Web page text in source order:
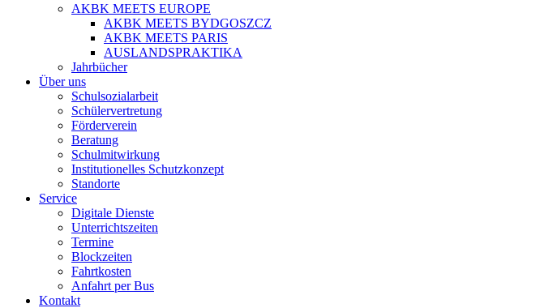
AKBK MEETS EUROPE
AKBK MEETS BYDGOSZCZ
AKBK MEETS PARIS
AUSLANDSPRAKTIKA
Jahrbücher
Über uns
Schulsozialarbeit
Schülervertretung
Förderverein
Beratung
Schulmitwirkung
Institutionelles Schutzkonzept
Standorte
Service
Digitale Dienste
Unterrichtszeiten
Termine
Blockzeiten
Fahrtkosten
Anfahrt per Bus
Kontakt